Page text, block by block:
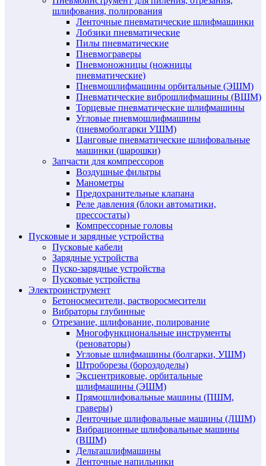
шлифования, полирования
Ленточные пневматические шлифмашинки
Лобзики пневматические
Пилы пневматические
Пневмограверы
Пневмоножницы (ножницы
пневматические)
Пневмошлифмашины орбитальные (ЭШМ)
Пневматические виброшлифмашины (ВШМ)
Торцевые пневматические шлифмашины
Угловые пневмошлифмашины
(пневмоболгарки УШМ)
Цанговые пневматические шлифовальные
машинки (шарошки)
Запчасти для компрессоров
Воздушные фильтры
Манометры
Предохранительные клапана
Реле давления (блоки автоматики,
прессостаты)
Компрессорные головы
Пусковые и зарядные устройства
Пусковые кабели
Зарядные устройства
Пуско-зарядные устройства
Пусковые устройства
Электроинструмент
Бетоносмесители, растворосмесители
Вибраторы глубинные
Отрезание, шлифование, полирование
Многофункциональные инструменты
(реноваторы)
Угловые шлифмашины (болгарки, УШМ)
Штроборезы (бороздоделы)
Эксцентриковые, орбитальные
шлифмашины (ЭШМ)
Прямошлифовальные машины (ПШМ,
граверы)
Ленточные шлифовальные машины (ЛШМ)
Вибрационные шлифовальные машины
(ВШМ)
Дельташлифмашины
Ленточные напильники